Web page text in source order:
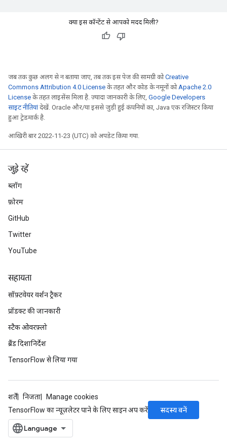
क्या इस कॉन्टेंट से आपको मदद मिली?
जब तक कुछ अलग से न बताया जाए, तब तक इस पेज की सामग्री कोCreative
Commons Attribution 4.0 License के तहत और कोड के नमूनों कोApache 2.0
License के तहत लाइसेंस मिला है. ज़्यादा जानकारी के लिए, Google Developers
साइट नीतियांदेखें. Oracle और/या इससे जुड़ी हुई कंपनियों का, Java एक रजिस्टर किया
हुआ ट्रेडमार्क है.
आखिरी बार 2022-11-23 (UTC) को अपडेट किया गया.
जुड़े रहें
ब्लॉग
फ़ोरम
GitHub
Twitter
YouTube
सहायता
सॉफ़्टवेयर वर्शन ट्रैकर
प्रॉडक्ट की जानकारी
स्टैक ओवरफ़्लो
ब्रैंड दिशानिर्देश
TensorFlow से लिया गया
शर्तें निजता
Manage cookies
TensorFlow का न्यूज़लेटर पाने के लिए साइन अप करें
सदस्य बनें